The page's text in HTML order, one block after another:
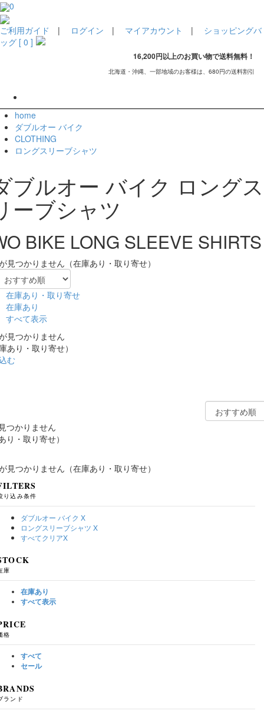
0
ご利用ガイド | ログイン | マイアカウント | ショッピングバ
ッグ [ 0 ]
16,200円以上のお買い物で送料無料！
北海道・沖縄、一部地域のお客様は、680円の送料割引
home
ダブルオー バイク
CLOTHING
ロングスリーブシャツ
ブルオー バイク ロングス
ーブシャツ
BIKE LONG SLEEVE SHIRTS
見つかりません（在庫あり・取り寄せ）
在庫あり・取り寄せ
在庫あり
すべて表示
見つかりません
あり・取り寄せ）
む
つかりません
り・取り寄せ）
見つかりません（在庫あり・取り寄せ）
り込み条件
ダブルオー バイク X
ロングスリーブシャツ X
すべてクリアX
庫
在庫あり
すべて表示
格
すべて
セール
ランド